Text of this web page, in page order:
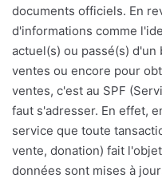
documents officiels. En
d'informations comme
actuel(s) ou passé(s)
ventes ou encore pour
ventes, c'est au SPF
faut s'adresser. En effet,
service que toute
vente, donation) fait
données sont mises à